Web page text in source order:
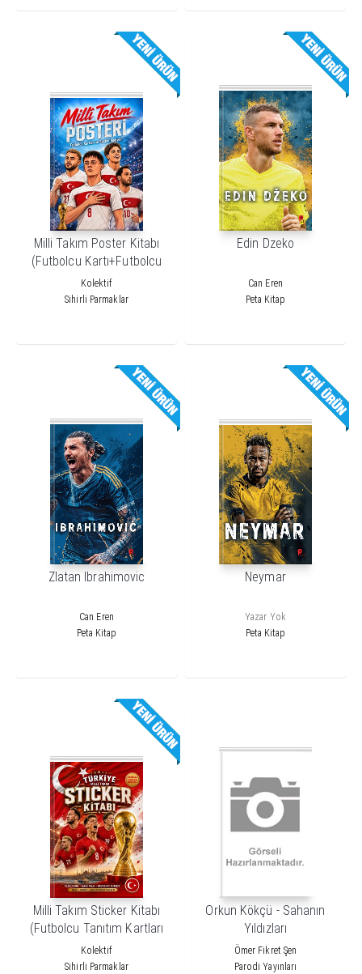
Milli Takım Poster Kitabı
(Futbolcu Kartı+Futbolcu
Sticker Hediyeli)
Kolektif
Sihirli Parmaklar
Edin Dzeko
Can Eren
Peta Kitap
Zlatan Ibrahimovic
Can Eren
Peta Kitap
Neymar
Yazar Yok
Peta Kitap
Milli Takım Sticker Kitabı
(Futbolcu Tanıtım Kartları
Hediyeli)
Kolektif
Sihirli Parmaklar
Orkun Kökçü - Sahanın
Yıldızları
Ömer Fikret Şen
Parodi Yayınları